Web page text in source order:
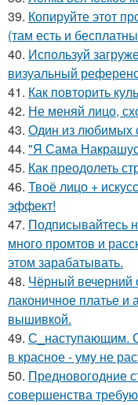
39. Копируйте этот
(там есть и
40. Используй
визуальный
41. Как повторить
42. Не меняй лицо,
43. Один из любимых
44. "Я Сама
45. Как преодолеть
46. Твоё лицо +
эффект!
47. Подписывайтесь
много промтов и
этом зарабатывать.
48. Чёрный вечерний
лаконичное платье и
вышивкой.
49. С_наступающим.
в красное - уму не
50. Предновогодние
совершенства